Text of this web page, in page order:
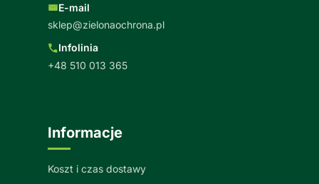
E-mail
sklep@zielonaochrona.pl
Infolinia
+48 510 013 365
Informacje
Koszt i czas dostawy